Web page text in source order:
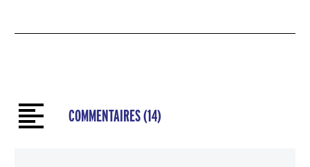
économique
COMMENTAIRES(14)